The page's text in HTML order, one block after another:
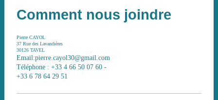
Comment nous joindre
Pierre CAYOL
37 Rue des Lavandières
30126 TAVEL
Email:pierre.cayol30@gmail.com
Téléphone : +33 4 66 50 07 60 -
+33 6 78 64 29 51